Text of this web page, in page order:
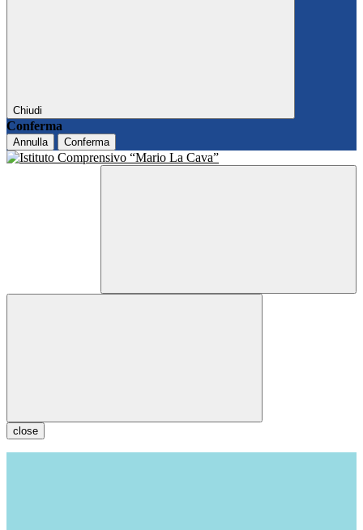
Chiudi
Conferma
Annulla Conferma
close